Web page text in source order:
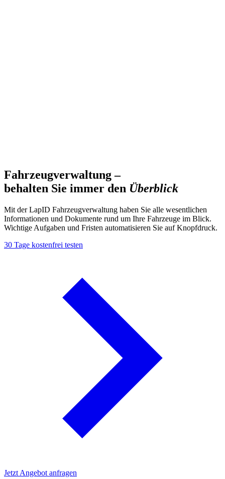
Fahrzeugverwaltung –
behalten Sie immer den Überblick
Mit der LapID Fahrzeugverwaltung haben Sie alle wesentlichen
Informationen und Dokumente rund um Ihre Fahrzeuge im Blick.
Wichtige Aufgaben und Fristen automatisieren Sie auf Knopfdruck.
30 Tage kostenfrei testen
Jetzt Angebot anfragen